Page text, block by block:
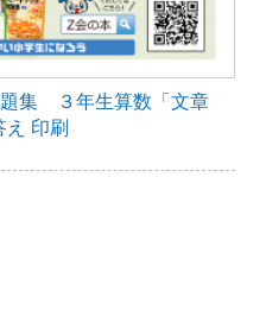
集 ３年生算数「文章
印刷